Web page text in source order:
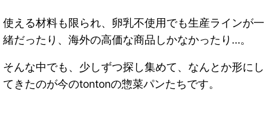
使える材料も限られ、卵乳不使用でも生産ラインが一
緒だったり、海外の高価な商品しかなかったり…。
そんな中でも、少しずつ探し集めて、なんとか形にし
てきたのが今のtontonの惣菜パンたちです。